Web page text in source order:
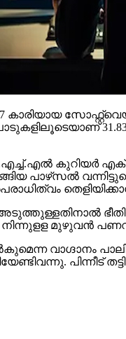
കുറിയര്‍
പാഴ്‌സല്‍
മുഴുവന്‍ പണവും,
വാഗ്ദാനം